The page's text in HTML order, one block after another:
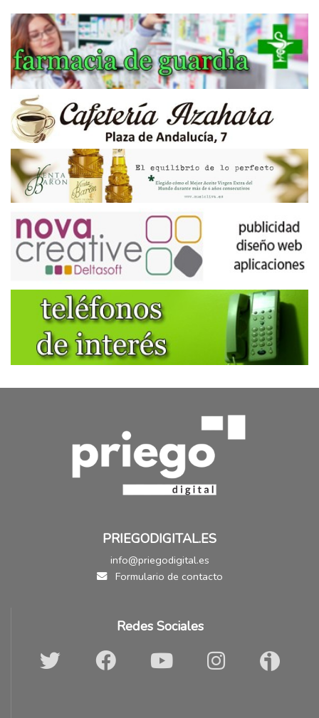
PRIEGODIGITAL.ES
info@priegodigital.es
Formulario de contacto
Redes Sociales